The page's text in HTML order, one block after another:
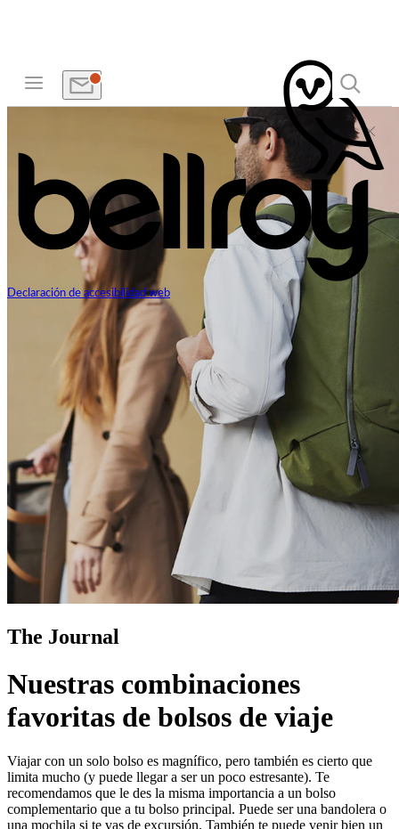
Declaración de accesibilidad web
The Journal
Nuestras combinaciones
favoritas de bolsos de viaje
Viajar con un solo bolso es magnífico, pero también es cierto que
limita mucho (y puede llegar a ser un poco estresante). Te
recomendamos que le des la misma importancia a un bolso
complementario que a tu bolso principal. Puede ser una bandolera o
una mochila si te vas de excursión. También te puede venir bien un